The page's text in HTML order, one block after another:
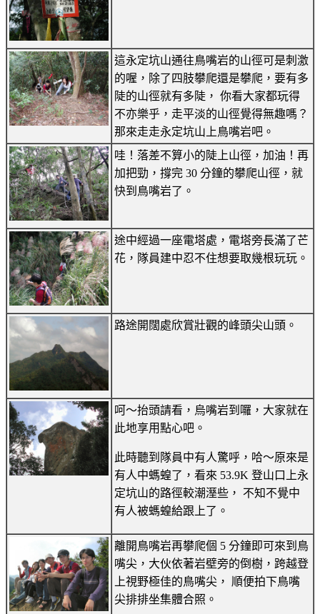
這永定坑山通往鳥嘴岩的山徑可是刺激
的喔，除了四肢攀爬還是攀爬，要有多
陡的山徑就有多陡， 你看大家都玩得
不亦樂乎，走平淡的山徑覺得無趣嗎？
那來走走永定坑山上鳥嘴岩吧。
哇！落差不算小的陡上山徑，加油！再
加把勁，撐完 30 分鐘的攀爬山徑，就
快到鳥嘴岩了。
途中經過一座電塔處，電塔旁長滿了芒
花，隊員建中忍不住想要取幾根玩玩。
路途開闊處欣賞壯觀的峰頭尖山頭。
呵～抬頭請看，烏嘴岩到囉，大家就在
此地享用點心吧。
此時聽到隊員中有人驚呼，哈～原來是
有人中螞蝗了，看來 53.9K 登山口上永
定坑山的路徑較潮溼些， 不知不覺中
有人被螞蝗給跟上了。
離開鳥嘴岩再攀爬個 5 分鐘即可來到鳥
嘴尖，大伙依著岩壁旁的倒樹，跨越登
上視野極佳的鳥嘴尖， 順便拍下鳥嘴
尖排排坐集體合照。